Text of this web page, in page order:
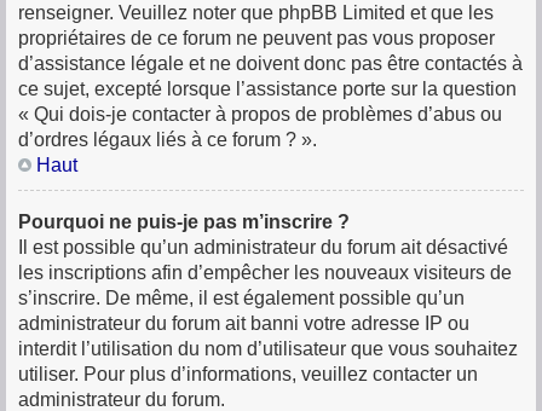
renseigner. Veuillez noter que phpBB Limited et que les
propriétaires de ce forum ne peuvent pas vous proposer
d’assistance légale et ne doivent donc pas être contactés à
ce sujet, excepté lorsque l’assistance porte sur la question
« Qui dois-je contacter à propos de problèmes d’abus ou
d’ordres légaux liés à ce forum ? ».
Haut
Pourquoi ne puis-je pas m’inscrire ?
Il est possible qu’un administrateur du forum ait désactivé
les inscriptions afin d’empêcher les nouveaux visiteurs de
s’inscrire. De même, il est également possible qu’un
administrateur du forum ait banni votre adresse IP ou
interdit l’utilisation du nom d’utilisateur que vous souhaitez
utiliser. Pour plus d’informations, veuillez contacter un
administrateur du forum.